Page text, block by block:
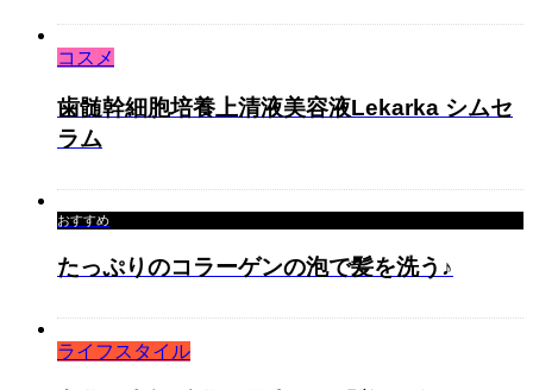
コスメ
歯髄幹細胞培養上清液美容液Lekarka シムセ
ラム
おすすめ
たっぷりのコラーゲンの泡で髪を洗う♪
ライフスタイル